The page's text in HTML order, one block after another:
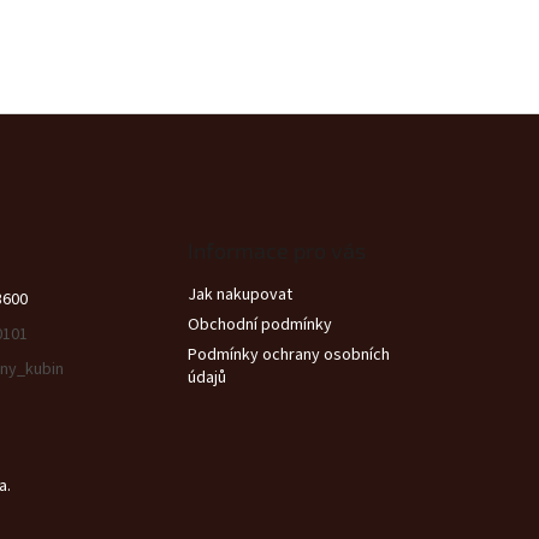
Jak nakupovat
Obchodní podmínky
Podmínky ochrany osobních
údajů